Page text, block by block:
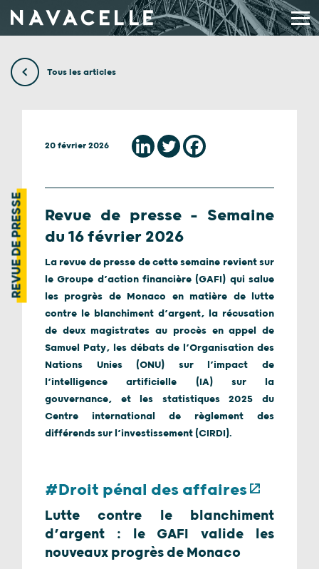
Tous les articles
REVUE DE PRESSE
20 février 2026
Revue de presse – Semaine
du 16 février 2026
La revue de presse de cette semaine revient sur
le Groupe d’action financière (GAFI) qui salue
les progrès de Monaco en matière de lutte
contre le blanchiment d’argent, la récusation
de deux magistrates au procès en appel de
Samuel Paty, les débats de l’Organisation des
Nations Unies (ONU) sur l’impact de
l’intelligence artificielle (IA) sur la
gouvernance, et les statistiques 2025 du
Centre international de règlement des
différends sur l’investissement (CIRDI).
#Droit pénal des affaires
Lutte contre le blanchiment
d’argent : le GAFI valide les
nouveaux progrès de Monaco